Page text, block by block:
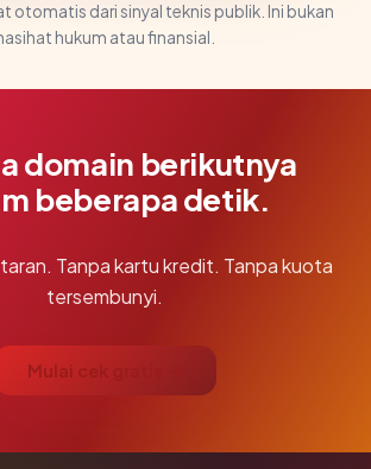
otomatis dari sinyal teknis publik. Ini bukan
hukum atau finansial.
domain berikutnya
beberapa detik.
Tanpa kartu kredit. Tanpa kuota
tersembunyi.
Mulai cek gratis →